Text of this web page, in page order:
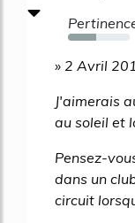
45%
» 2 Avril
J'aimerais
au soleil et
Pensez-
dans un
circuit